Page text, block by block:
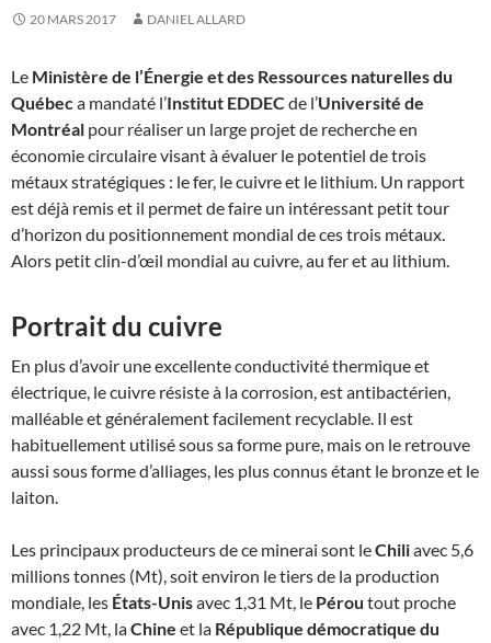
20 MARS 2017 DANIEL ALLARD
Le Ministère de l’Énergie et des Ressources naturelles du
Québeca mandaté l’Institut EDDEC de l’Université de
Montréal pour réaliser un large projet de recherche en
économie circulaire visant à évaluer le potentiel de trois
métaux stratégiques : le fer, le cuivre et le lithium. Un rapport
est déjà remis et il permet de faire un intéressant petit tour
d’horizon du positionnement mondial de ces trois métaux.
Alors petit clin-d’œil mondial au cuivre, au fer et au lithium.
Portrait du cuivre
En plus d’avoir une excellente conductivité thermique et
électrique, le cuivre résiste à la corrosion, est antibactérien,
malléable et généralement facilement recyclable. Il est
habituellement utilisé sous sa forme pure, mais on le retrouve
aussi sous forme d’alliages, les plus connus étant le bronze et le
laiton.
Les principaux producteurs de ce minerai sont leChiliavec 5,6
millions tonnes (Mt), soit environ le tiers de la production
mondiale, les États-Unisavec 1,31 Mt, le Pérou tout proche
avec 1,22 Mt, laChine et la République démocratique du